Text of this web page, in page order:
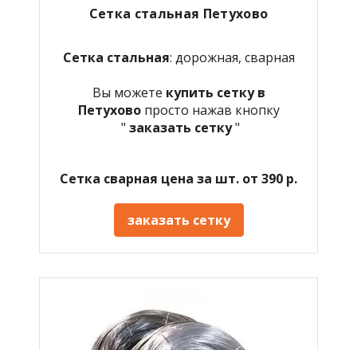
Сетка стальная Петухово
Сетка стальная: дорожная, сварная
Вы можете купить сетку в
Петухово просто нажав кнопку
" заказать сетку"
Сетка сварная цена за шт. от 390 р.
заказать сетку